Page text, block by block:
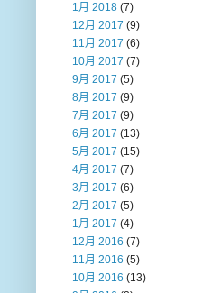
1月 2018 (7)
12月 2017 (9)
11月 2017 (6)
10月 2017 (7)
9月 2017 (5)
8月 2017 (9)
7月 2017 (9)
6月 2017 (13)
5月 2017 (15)
4月 2017 (7)
3月 2017 (6)
2月 2017 (5)
1月 2017 (4)
12月 2016 (7)
11月 2016 (5)
10月 2016 (13)